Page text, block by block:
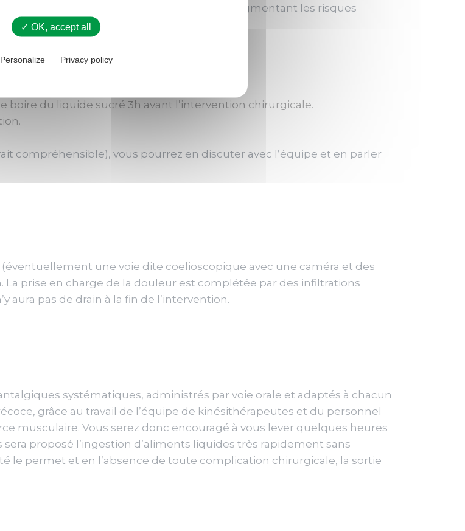
est conseillé d’arrêter de fumer, le tabac augmentant les risques
complications cardio-vasculaires.
colique)
boire du liquide sucré 3h avant l’intervention chirurgicale.
compréhensible), vous pourrez en discuter avec l’équipe et en parler
une voie dite coelioscopique avec une caméra et des
prise en charge de la douleur est complétée par des infiltrations
aura pas de drain à la fin de l’intervention.
systématiques, administrés par voie orale et adaptés à chacun
grâce au travail de l’équipe de kinésithérapeutes et du personnel
musculaire. Vous serez donc encouragé à vous lever quelques heures
proposé l’ingestion d’aliments liquides très rapidement sans
le permet et en l’absence de toute complication chirurgicale, la sortie
✓ OK, accept all
Personalize Privacy policy